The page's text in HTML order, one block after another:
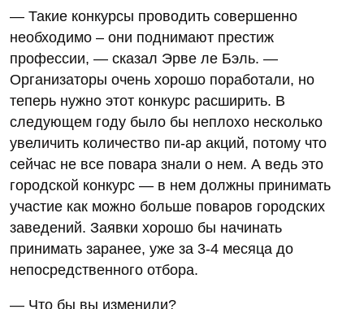
— Такие конкурсы проводить совершенно
необходимо – они поднимают престиж
профессии, — сказал Эрве ле Бэль. —
Организаторы очень хорошо поработали, но
теперь нужно этот конкурс расширить. В
следующем году было бы неплохо несколько
увеличить количество пи-ар акций, потому что
сейчас не все повара знали о нем. А ведь это
городской конкурс — в нем должны принимать
участие как можно больше поваров городских
заведений. Заявки хорошо бы начинать
принимать заранее, уже за 3-4 месяца до
непосредственного отбора.
— Что бы вы изменили?